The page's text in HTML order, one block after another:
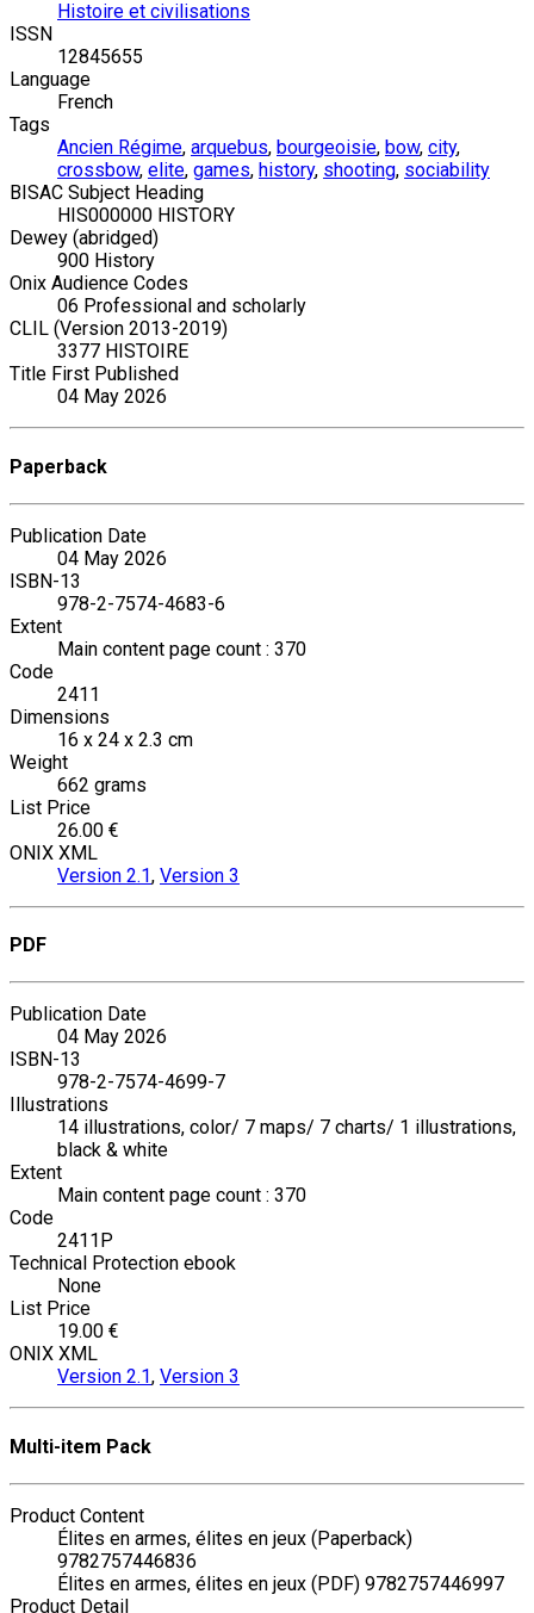
Histoire et civilisations
ISSN
12845655
Language
French
Tags
Ancien Régime, arquebus, bourgeoisie, bow, city,
crossbow, elite, games, history, shooting, sociability
BISAC Subject Heading
HIS000000 HISTORY
Dewey (abridged)
900 History
Onix Audience Codes
06 Professional and scholarly
CLIL (Version 2013-2019)
3377 HISTOIRE
Title First Published
04 May 2026
Paperback
Publication Date
04 May 2026
ISBN-13
978-2-7574-4683-6
Extent
Main content page count : 370
Code
2411
Dimensions
16 x 24 x 2.3 cm
Weight
662 grams
List Price
26.00 €
ONIX XML
Version 2.1, Version 3
PDF
Publication Date
04 May 2026
ISBN-13
978-2-7574-4699-7
Illustrations
14 illustrations, color/ 7 maps/ 7 charts/ 1 illustrations,
black & white
Extent
Main content page count : 370
Code
2411P
Technical Protection ebook
None
List Price
19.00 €
ONIX XML
Version 2.1, Version 3
Multi-item Pack
Product Content
Élites en armes, élites en jeux (Paperback)
9782757446836
Élites en armes, élites en jeux (PDF) 9782757446997
Product Detail